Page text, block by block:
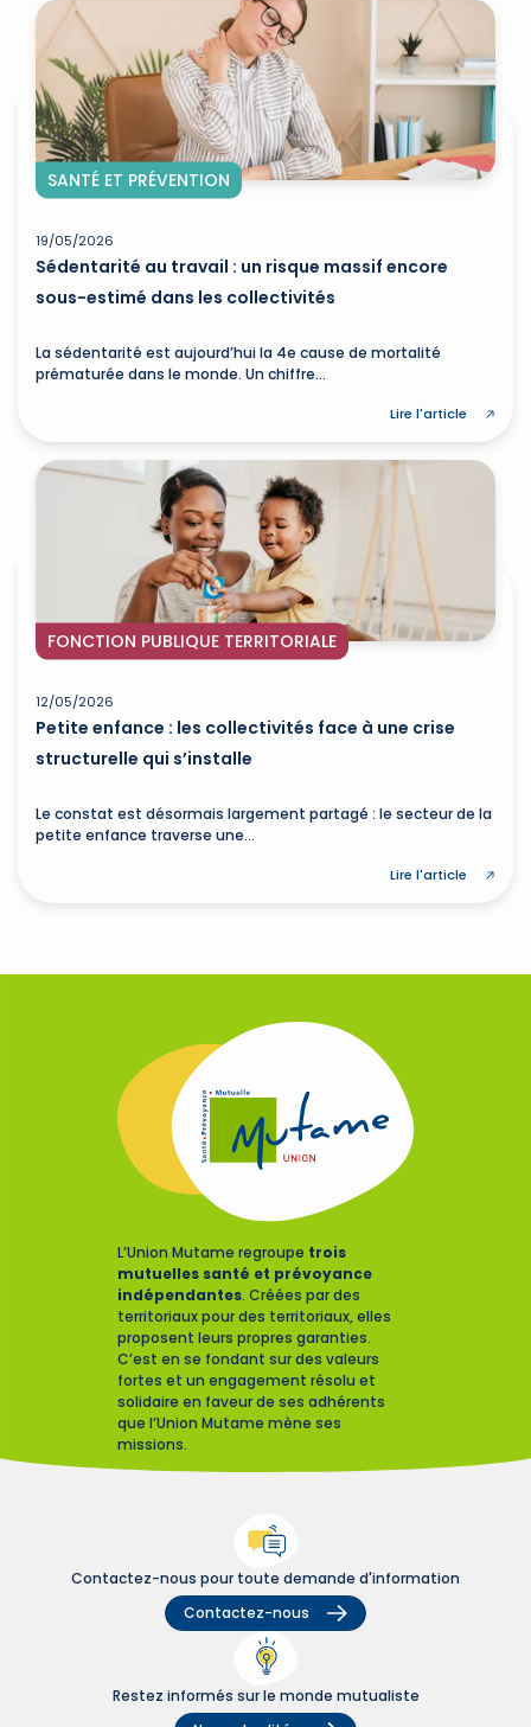
SANTÉ ET PRÉVENTION
19/05/2026
Sédentarité au travail : un risque massif encore
sous-estimé dans les collectivités
La sédentarité est aujourd’hui la 4e cause de mortalité
prématurée dans le monde. Un chiffre...
Lire l'article
FONCTION PUBLIQUE TERRITORIALE
12/05/2026
Petite enfance : les collectivités face à une crise
structurelle qui s’installe
Le constat est désormais largement partagé : le secteur de la
petite enfance traverse une...
Lire l'article
L’Union Mutame regroupe trois
mutuelles santé et prévoyance
indépendantes. Créées par des
territoriaux pour des territoriaux, elles
proposent leurs propres garanties.
C’est en se fondant sur des valeurs
fortes et un engagement résolu et
solidaire en faveur de ses adhérents
que l’Union Mutame mène ses
missions.
Contactez-nous pour toute demande d'information
Contactez-nous
Restez informés sur le monde mutualiste